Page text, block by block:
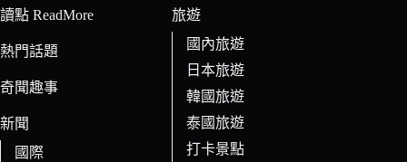
條
的
果
讀點 ReadMore
熱門話題
奇聞趣事
新聞
國際
旅遊
國內旅遊
日本旅遊
韓國旅遊
泰國旅遊
打卡景點